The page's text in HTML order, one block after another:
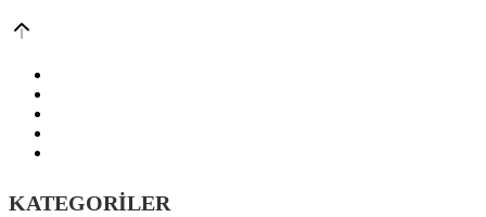
KATEGORİLER